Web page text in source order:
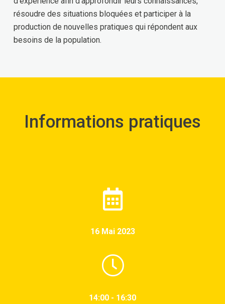
résoudre des situations bloquées et participer à la
production de nouvelles pratiques qui répondent aux
besoins de la population.
Informations pratiques
16 Mai 2023
14:00 - 16:30